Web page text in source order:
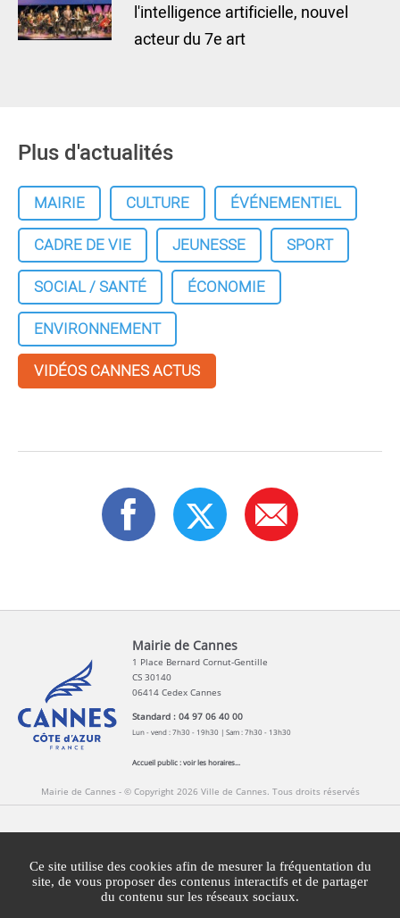
l'intelligence artificielle, nouvel
acteur du 7e art
Plus d'actualités
MAIRIE CULTURE
ÉVÉNEMENTIEL
CADRE DE VIE
JEUNESSE
SPORT
SOCIAL / SANTÉ
ÉCONOMIE
ENVIRONNEMENT
VIDÉOS CANNES ACTUS
Mairie de Cannes
1 Place Bernard Cornut-Gentille
CS 30140
06414 Cedex Cannes
Standard : 04 97 06 40 00
Lun - vend : 7h30 - 19h30 | Sam : 7h30 - 13h30
Accueil public :voir les horaires...
Mairie de Cannes - © Copyright 2026 Ville de Cannes. Tous droits réservés
Mentions légales Agglomération Cannes Lérins
Plan du site Gestion des cookies
Ce site utilise des cookies afin de mesurer la fréquentation du
site, de vous proposer des contenus interactifs et de partager
du contenu sur les réseaux sociaux.